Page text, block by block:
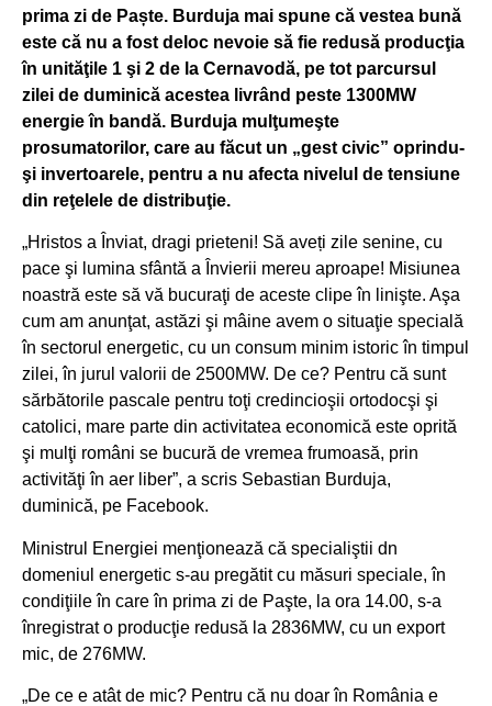
prima zi de Paște. Burduja mai spune că vestea bună
este că nu a fost deloc nevoie să fie redusă producţia
în unităţile 1 şi 2 de la Cernavodă, pe tot parcursul
zilei de duminică acestea livrând peste 1300MW
energie în bandă. Burduja mulţumeşte
prosumatorilor, care au făcut un „gest civic” oprindu-
şi invertoarele, pentru a nu afecta nivelul de tensiune
din reţelele de distribuţie.
„Hristos a Înviat, dragi prieteni! Să aveți zile senine, cu
pace şi lumina sfântă a Învierii mereu aproape! Misiunea
noastră este să vă bucuraţi de aceste clipe în linişte. Aşa
cum am anunţat, astăzi şi mâine avem o situaţie specială
în sectorul energetic, cu un consum minim istoric în timpul
zilei, în jurul valorii de 2500MW. De ce? Pentru că sunt
sărbătorile pascale pentru toţi credincioşii ortodocşi şi
catolici, mare parte din activitatea economică este oprită
şi mulţi români se bucură de vremea frumoasă, prin
activităţi în aer liber”, a scris Sebastian Burduja,
duminică, pe Facebook.
Ministrul Energiei menţionează că specialiştii dn
domeniul energetic s-au pregătit cu măsuri speciale, în
condiţiile în care în prima zi de Paşte, la ora 14.00, s-a
înregistrat o producţie redusă la 2836MW, cu un export
mic, de 276MW.
„De ce e atât de mic? Pentru că nu doar în România e